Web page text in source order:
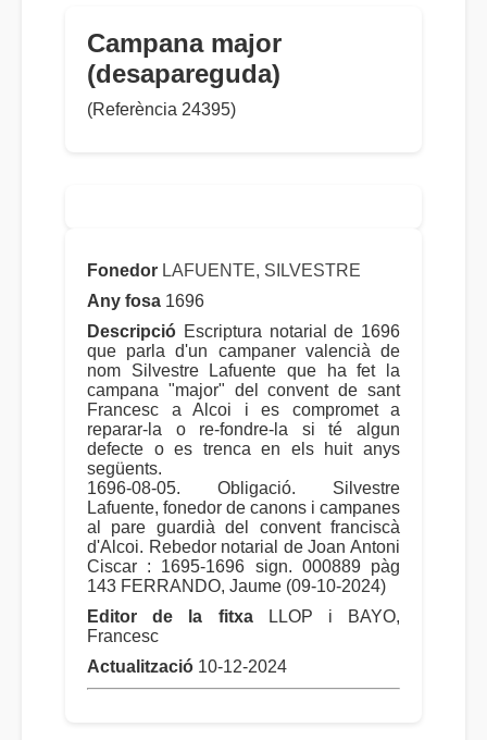
Campana major
(desapareguda)
(Referència 24395)
Fonedor LAFUENTE, SILVESTRE
Any fosa 1696
Descripció Escriptura notarial de 1696
que parla d'un campaner valencià de
nom Silvestre Lafuente que ha fet la
campana "major" del convent de sant
Francesc a Alcoi i es compromet a
reparar-la o re-fondre-la si té algun
defecte o es trenca en els huit anys
següents.
1696-08-05. Obligació. Silvestre
Lafuente, fonedor de canons i campanes
al pare guardià del convent franciscà
d'Alcoi. Rebedor notarial de Joan Antoni
Ciscar : 1695-1696 sign. 000889 pàg
143 FERRANDO, Jaume (09-10-2024)
Editor de la fitxaLLOP i BAYO,
Francesc
Actualització 10-12-2024